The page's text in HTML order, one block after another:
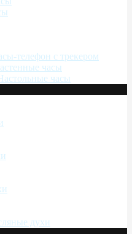
телефон с трекером
часы
часы
духи